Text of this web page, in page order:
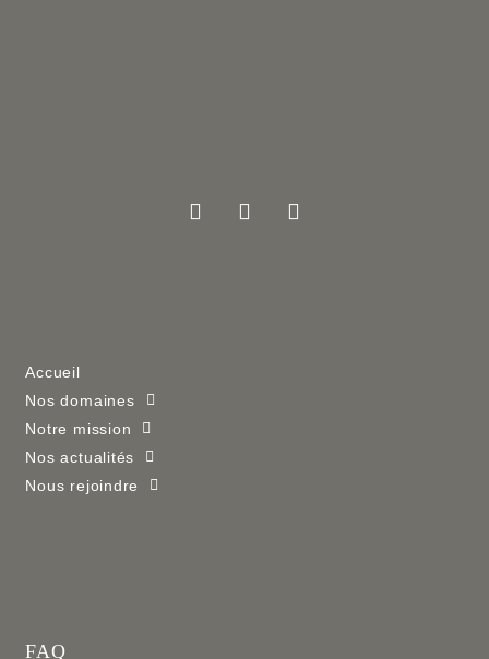
Accueil
Nos domaines
Notre mission
Nos actualités
Nous rejoindre
FAQ